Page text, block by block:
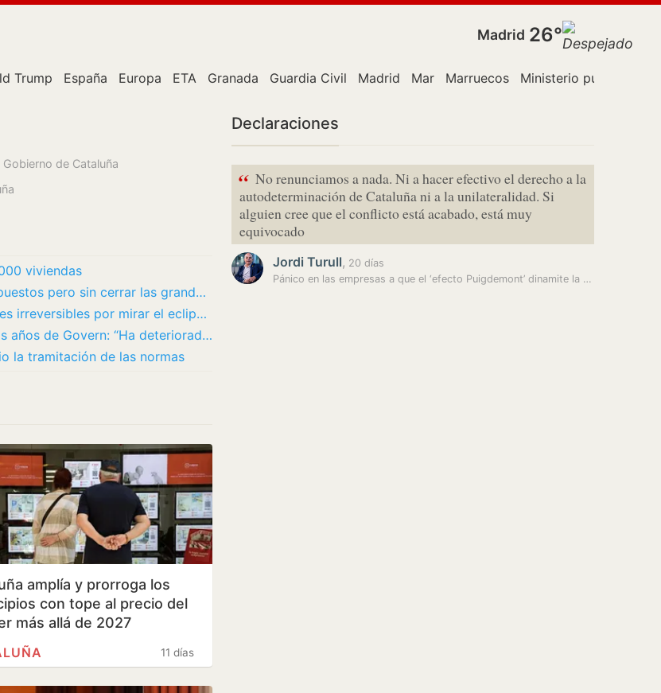
Madrid 26°
Trump España Europa ETA Granada Guardia Civil Madrid Mar Marruecos Ministerio público
de Cataluña
viviendas
Illa llega al ecuador de la legislatura con Presupuestos pero sin cerrar las grandes…
Alerta médica ante el riesgo de lesiones oculares irreversibles por mirar el eclipse sin…
Junts acusa a Illa de “hundir” Catalunya tras dos años de Govern: “Ha deteriorado la…
la tramitación de las normas
amplía y prorroga los
con tope al precio del
más allá de 2027
11 días
Declaraciones
“ No renunciamos a nada. Ni a hacer efectivo el derecho a la
autodeterminación de Cataluña ni a la unilateralidad. Si
alguien cree que el conflicto está acabado, está muy
equivocado
Jordi Turull, 20 días
Pánico en las empresas a que el ‘efecto Puigdemont’ dinamite la frágil…